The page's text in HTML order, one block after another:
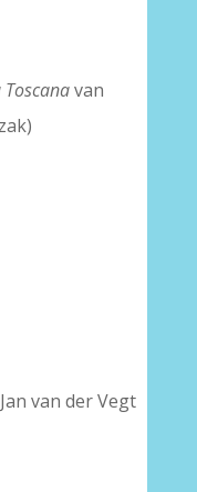
Toscanavan
van der Vegt